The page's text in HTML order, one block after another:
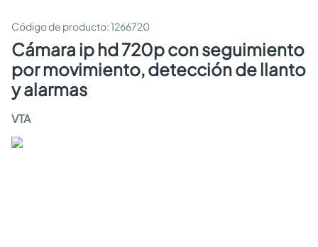
:1266720
cámara ip hd 720p con seguimiento
por movimiento, detección de llanto
y alarmas
VTA
sanitarios
comedor
escritorio
pisos
armarios closet
comedores